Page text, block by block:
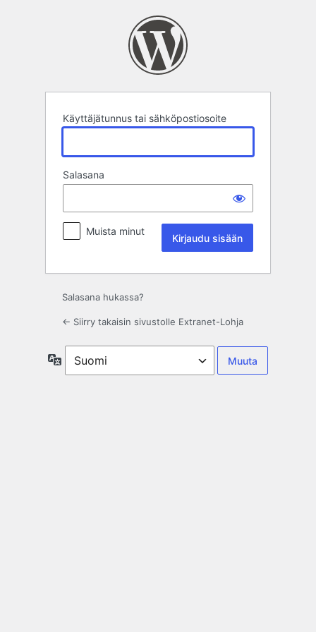
Käyttäjätunnus tai sähköpostiosoite
Salasana
Muista minut
Salasana hukassa?
← Siirry takaisin sivustolle Extranet-Lohja
Kieli